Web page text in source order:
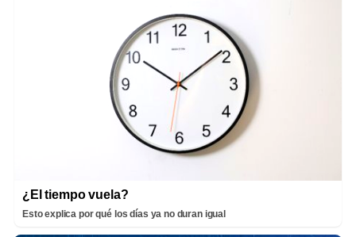
¿El tiempo vuela?
Esto explica por qué los días ya no duran igual